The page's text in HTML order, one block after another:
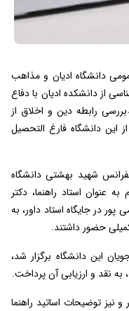
دانشگاه ادیان و مذاهب
از دانشکده ادیان با دفاع
بررسی رابطه دین و اخلاق از
این دانشگاه فارغ التحصیل
تیر در سالن کنفرانس شهید بهشتی دانشگاه
عنوان استاد راهنما، دکتر
در جایگاه استاد داور، به
حضور داشتند.
این دانشگاه برگزار شد،
به نقد و ارزیابی آن پرداخت.
نیز توضیحات اساتید راهنما